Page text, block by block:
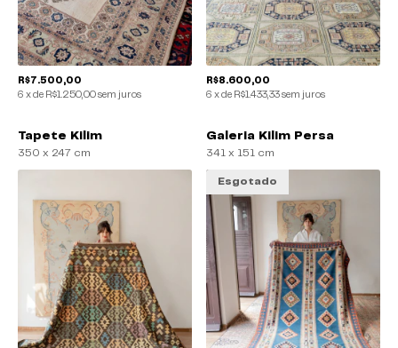
R$7.500,00
6 x de R$1.250,00 sem juros
R$8.600,00
6 x de R$1.433,33 sem juros
Tapete Kilim
350 x 247 cm
Galeria Kilim Persa
341 x 151 cm
Esgotado